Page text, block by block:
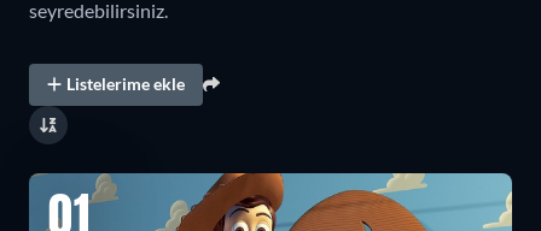
seyredebilirsiniz.
Listelerime ekle
01